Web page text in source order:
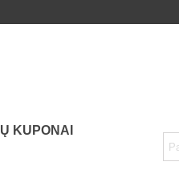
KUPONAI